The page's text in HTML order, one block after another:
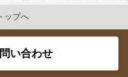
ップへ
い合わせ